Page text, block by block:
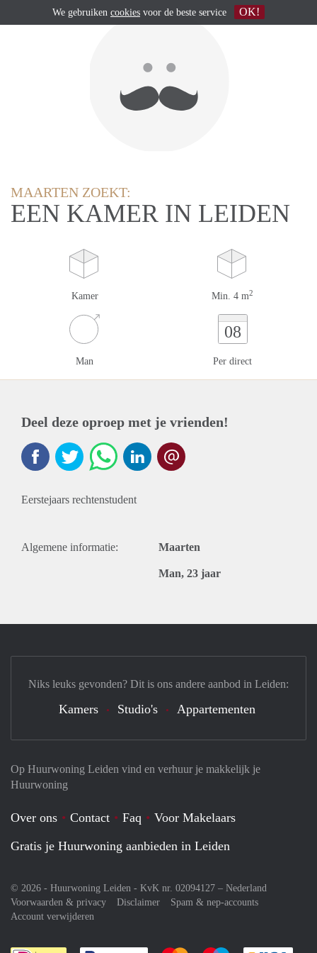
MAARTEN ZOEKT:
EEN KAMER IN LEIDEN
Kamer Min. 4 m2
Man
08
Per direct
Deel deze oproep met je vrienden!
Eerstejaars rechtenstudent
Algemene informatie: Maarten
Man, 23 jaar
Op Huurwoning Leiden vind en verhuur je makkelijk je
Huurwoning
Over ons Contact Faq
Voor Makelaars
Gratis je Huurwoning aanbieden in Leiden
© 2026 - Huurwoning Leiden - KvK nr. 02094127 – Nederland
Voorwaarden & privacy
Disclaimer
Spam & nep-accounts
Account verwijderen
Niks leuks gevonden? Dit is ons andere aanbod in Leiden:
Kamers Studio's Appartementen
We gebruiken cookies voor de beste service OK!